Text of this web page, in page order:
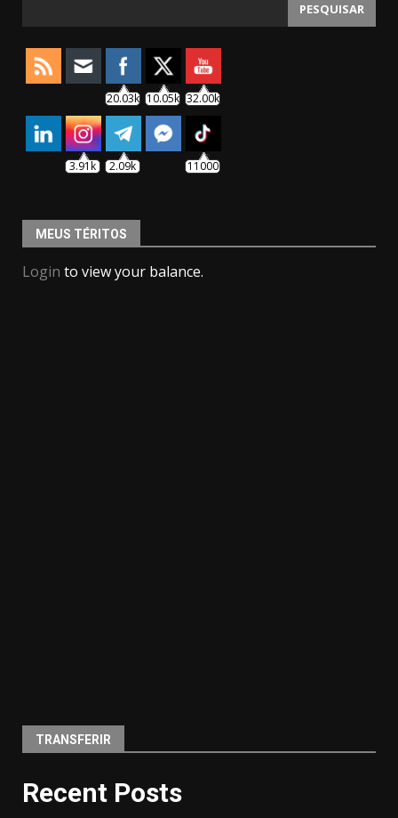
PESQUISAR
20.03k 10.05k 32.00k
3.91k 2.09k 11000
MEUS TÉRITOS
Login to view your balance.
TRANSFERIR
Recent Posts